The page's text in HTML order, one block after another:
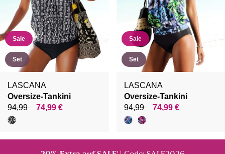
Sale
Set
LASCANA
Oversize-Tankini
94,99
74,99 €
Sale
Set
LASCANA
Oversize-Tankini
94,99
74,99 €